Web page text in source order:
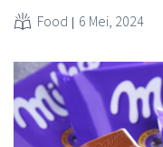
Food 6 Mei, 2024